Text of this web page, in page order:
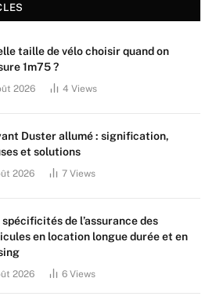
taille de vélo choisir quand on
1m75 ?
2026 4 Views
Duster allumé : signification,
et solutions
2026 7 Views
spécificités de l’assurance des
en location longue durée et en
2026 6 Views